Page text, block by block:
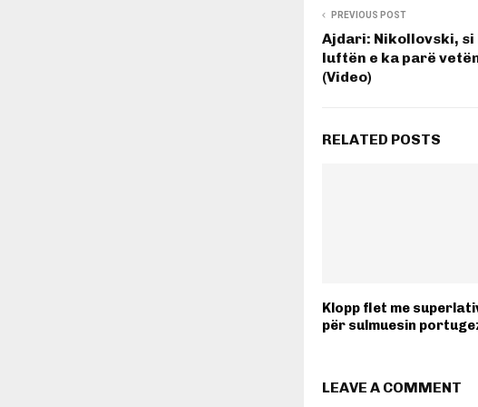
PREVIOUS POST
Ajdari: Nikollovski,
luftën e ka parë
(Video)
RELATED POSTS
Klopp flet me
për sulmuesin
LEAVE A COMMENT